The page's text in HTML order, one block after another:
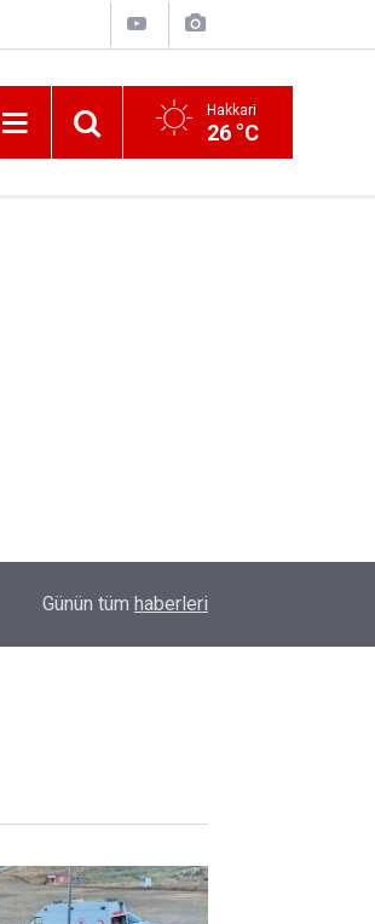
Hakkari
26 °C
Bölgesel Badminton kampı başladı
Günün tüm haberleri